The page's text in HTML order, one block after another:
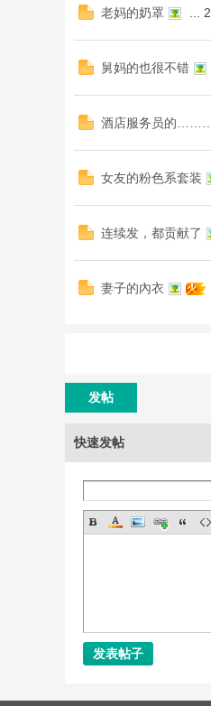
老妈的奶罩 2
舅妈的也很不错
酒店服务员的………
女友的粉色系套装
连续发，都贡献了
妻子的內衣
发帖
快速发帖
发表帖子